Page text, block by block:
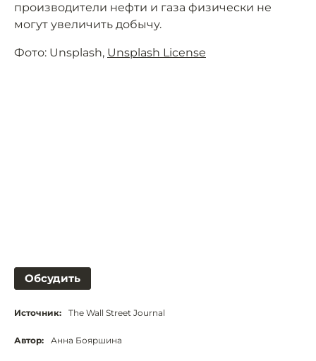
производители нефти и газа физически не
могут увеличить добычу.
Фото: Unsplash, Unsplash License
Обсудить
Источник: The Wall Street Journal
Автор: Анна Бояршина